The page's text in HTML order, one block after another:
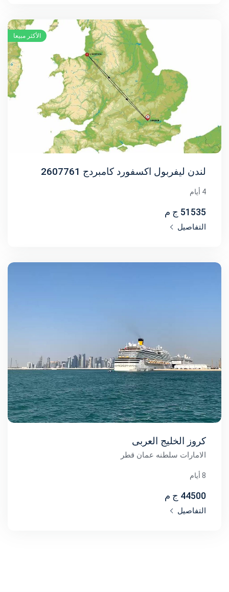
الأكثر مبيعا
لندن ليفربول اكسفورد كامبردج 2607761
4 أيام
51535 ج م
التفاصيل
كروز الخليج العربى
الامارات سلطنه عمان قطر
8 أيام
44500 ج م
التفاصيل